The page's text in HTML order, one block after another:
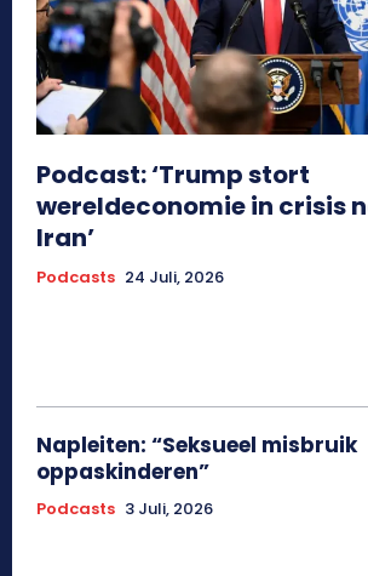
Podcast: ‘Trump stort
wereldeconomie in crisis
Iran’
Podcasts 24 Juli, 2026
Napleiten: “Seksueel misbruik
oppaskinderen”
Podcasts 3 Juli, 2026